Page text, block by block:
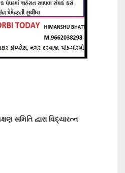
સમિતિ દ્વારા વિદ્યારત્ન